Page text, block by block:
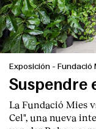
Exposición - Fundació
Suspendre
La Fundació Mies
Cel", una nueva